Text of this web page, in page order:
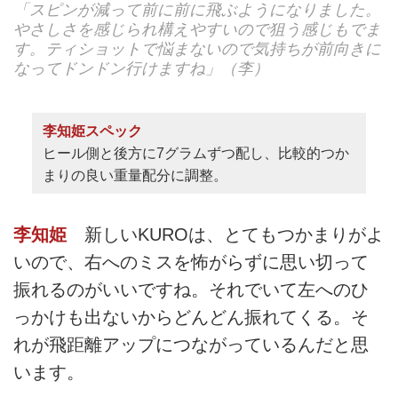
「スピンが減って前に前に飛ぶようになりました。
やさしさを感じられ構えやすいので狙う感じもでま
す。ティショットで悩まないので気持ちが前向きに
なってドンドン行けますね」（李）
李知姫スペック
ヒール側と後方に7グラムずつ配し、比較的つか
まりの良い重量配分に調整。
李知姫 新しいKUROは、とてもつかまりがよ
いので、右へのミスを怖がらずに思い切って
振れるのがいいですね。それでいて左へのひ
っかけも出ないからどんどん振れてくる。そ
れが飛距離アップにつながっているんだと思
います。